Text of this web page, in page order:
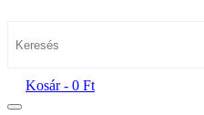
Kosár - 0 Ft